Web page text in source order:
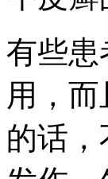
有些患
用，
的话